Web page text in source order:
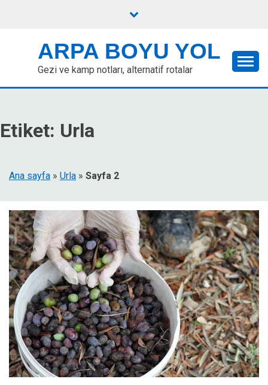
ARPA BOYU YOL
Gezi ve kamp notları, alternatif rotalar
Etiket: Urla
Ana sayfa » Urla » Sayfa 2